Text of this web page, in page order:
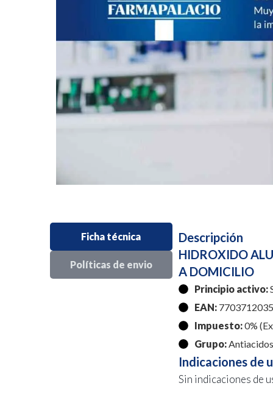
Ficha técnica
Políticas de envio
Descripción
HIDROXIDO
A DOMICILIO
Principio activo:
EAN:
Impuesto:0%
Grupo:Antiacidos
Indicaciones de
Sin indicaciones de